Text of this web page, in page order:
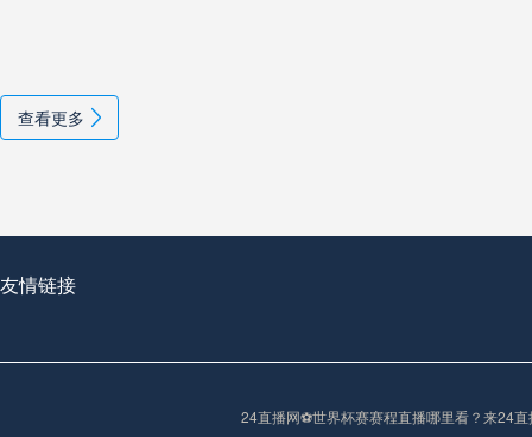
查看更多
友情链接
24直播网⚽️世界杯赛赛程直播哪里看？来24